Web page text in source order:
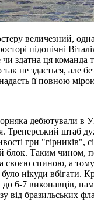
величезний,
підопічні
чи здатна ця команда
не здається, але
її повною
дебютували в
Тренерський штаб
гри "гірників",
блок. Таким чином,
своєю спиною, а тому
нікуди вбігати.
6-7 виконавців,
від бразильських